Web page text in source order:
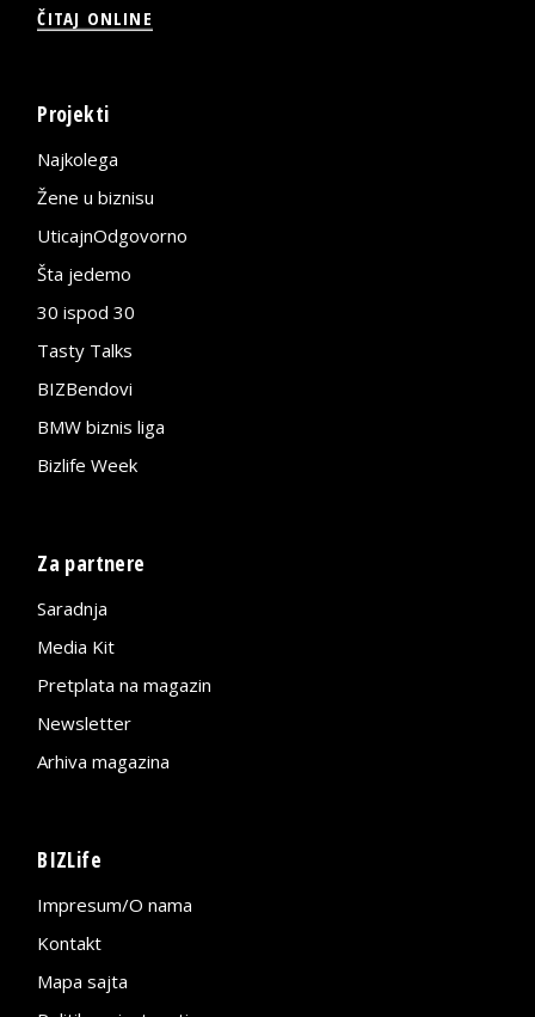
ČITAJ ONLINE
Projekti
Najkolega
Žene u biznisu
UticajnOdgovorno
Šta jedemo
30 ispod 30
Tasty Talks
BIZBendovi
BMW biznis liga
Bizlife Week
Za partnere
Saradnja
Media Kit
Pretplata na magazin
Newsletter
Arhiva magazina
BIZLife
Impresum/O nama
Kontakt
Mapa sajta